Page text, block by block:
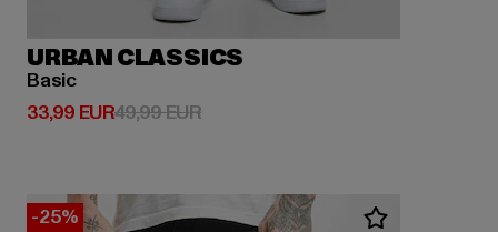
URBAN CLASSICS
Basic
33,99 EUR
Derzeitiger Preis: 33,99 EUR
49,99 EURAktionspreis: 49,99 EUR
-25%